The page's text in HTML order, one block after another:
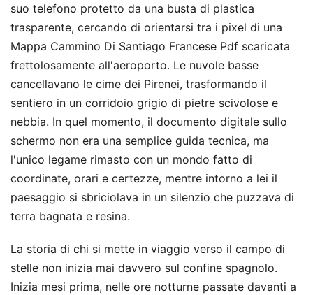
suo telefono protetto da una busta di plastica
trasparente, cercando di orientarsi tra i pixel di una
Mappa Cammino Di Santiago Francese Pdf scaricata
frettolosamente all'aeroporto. Le nuvole basse
cancellavano le cime dei Pirenei, trasformando il
sentiero in un corridoio grigio di pietre scivolose e
nebbia. In quel momento, il documento digitale sullo
schermo non era una semplice guida tecnica, ma
l'unico legame rimasto con un mondo fatto di
coordinate, orari e certezze, mentre intorno a lei il
paesaggio si sbriciolava in un silenzio che puzzava di
terra bagnata e resina.
La storia di chi si mette in viaggio verso il campo di
stelle non inizia mai davvero sul confine spagnolo.
Inizia mesi prima, nelle ore notturne passate davanti a